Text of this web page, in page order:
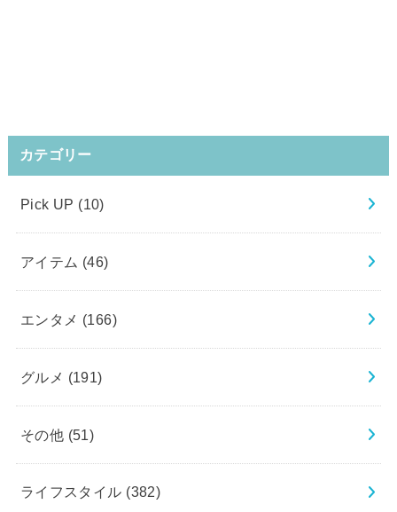
カテゴリー
Pick UP (10)
アイテム (46)
エンタメ (166)
グルメ (191)
その他 (51)
ライフスタイル (382)